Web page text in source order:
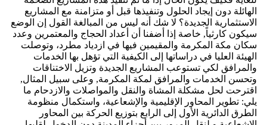
الهائلة دون إيجاد الحلول وتنفيذها قبل أو متزامنة مع المشاريع
الاستثمارية الجديدة؟ لا شك أنه ليس من المبالغة القول إن الوضع
سيكون كارثياً, خاصة إذا أضفنا أن أعداد الحجاج والمعتمرين وعدد
سكان مكة المكرمة والمقيمين فيها في ازدياد مطرد، وتوصلت
الهيئة العليا في دراساتها إلى الكيفية التي تؤهل بها الخدمات
والمرافق لكي تستوعب المشاريع الجديدة وتزيل الاختناقات
وتحسن الخدمات والمرافق لمكة المكرمة, وعلى سبيل المثال,
اقترحت لحل مشكلة المشاة والنقل والمواصلات والازدحام ما
يلي: تطوير المحاور الإقليمية والإشعاعية، واستكمال منظومة
الطرق الدائرية الأول إلى الرابع بتوزيع الحركة بين المحاور